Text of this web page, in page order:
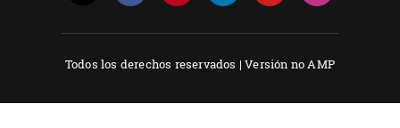
Todos los derechos reservados |Versión no AMP